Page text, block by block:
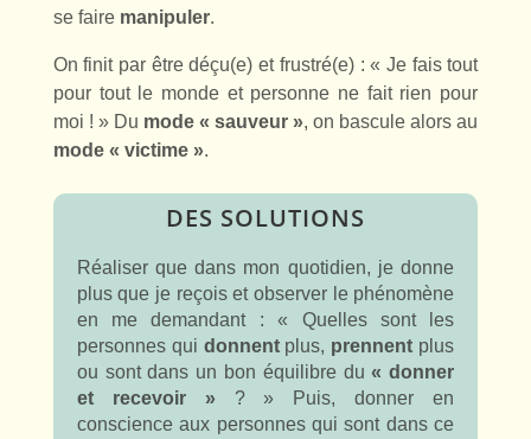
se faire manipuler.
On finit par être déçu(e) et frustré(e) : « Je fais tout
pour tout le monde et personne ne fait rien pour
moi ! » Du mode « sauveur », on bascule alors au
mode « victime ».
DES SOLUTIONS
Réaliser que dans mon quotidien, je donne
plus que je reçois et observer le phénomène
en me demandant : « Quelles sont les
personnes qui donnentplus, prennent plus
ou sont dans un bon équilibre du« donner
et recevoir
» ? » Puis, donner en
conscience aux personnes qui sont dans ce